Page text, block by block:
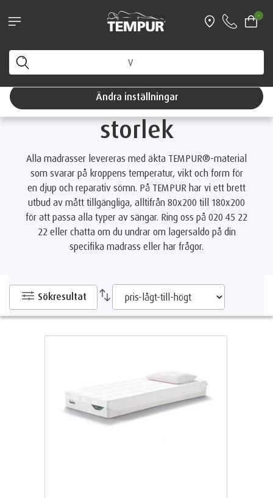
-
Boka personlig vägledning & få en fri
resekudde värd 1199 kr
Du tittar på Sverige-sidan. Du kan ändra dina
inställningar när som helst
Ändra inställningar
Hem Madrasser Välj madrass efter storlek
Välj madrass efter
storlek
Alla madrasser levereras med äkta TEMPUR®-material
som svarar på kroppens temperatur, vikt och form för
en djup och reparativ sömn. På TEMPUR har vi ett brett
utbud av mått tillgängliga, alltifrån 80x200 till 180x200
för att passa alla typer av sängar. Ring oss på 020 45 22
22 eller chatta om du undrar om lagersaldo på din
specifika madrass eller har frågor.
Sökresultat